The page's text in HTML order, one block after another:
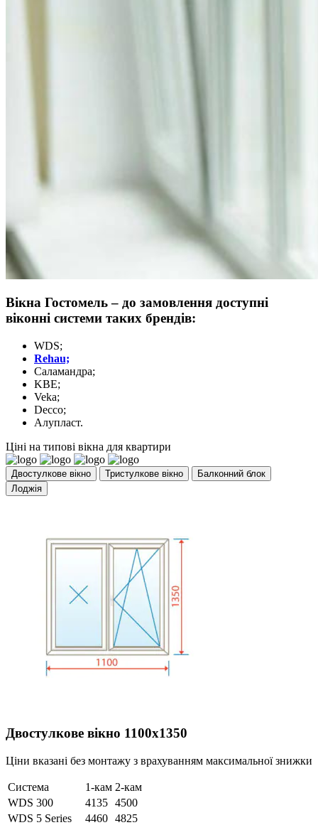
Вікна Гостомель – до замовлення доступні
віконні системи таких брендів:
WDS;
Rehau;
Саламандра;
KBE;
Veka;
Decco;
Алупласт.
Ціні на типові вікна для квартири
Двостулкове вікно Тристулкове вікно
Балконний блок
Лоджія
Двостулкове вікно 1100х1350
Ціни вказані без монтажу з врахуванням максимальної знижки
Система 1-кам 2-кам
WDS 300
4135 4500
WDS 5 Series
4460 4825